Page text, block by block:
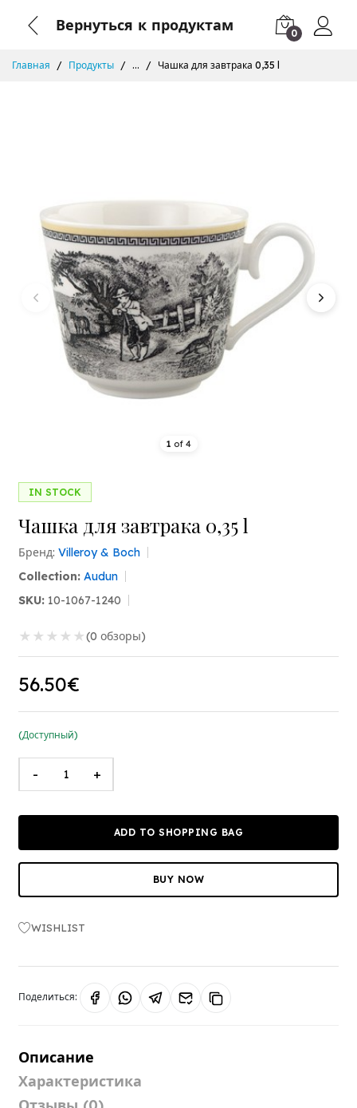
Вернуться к продуктам 0
Главная Продукты ... Чашка для завтрака 0,35 l
1 of 4
IN STOCK
Чашка для завтрака 0,35 l
Бренд: Villeroy & Boch
Collection: Audun
SKU: 10-1067-1240
★ ★ ★ ★ ★(0 обзоры)
56.50€
(Доступный)
- +
ADD TO SHOPPING BAG
BUY NOW
WISHLIST
Поделиться:
Описание
Характеристика